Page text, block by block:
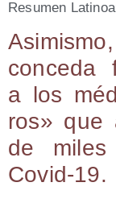
Resu­men
con­ce­da
a los
ros» que
de
Covid-19.